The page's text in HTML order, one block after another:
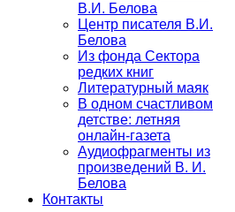
В.И. Белова
Центр писателя В.И.
Белова
Из фонда Сектора
редких книг
Литературный маяк
В одном счастливом
детстве: летняя
онлайн-газета
Аудиофрагменты из
произведений В. И.
Белова
Контакты